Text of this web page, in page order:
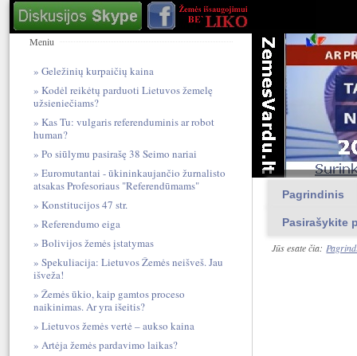
Pagrindinis
Pasirašykite
Jūs esate čia:
Meniu
Geležinių kurpaičių kaina
Kodėl reikėtų parduoti Lietuvos žemelę
užsieniečiams?
Kas Tu: vulgari​s referendum​inis ar robot
human?
Po siūlymu pasirašę 38 Seimo nariai
Euromutantai - ūkininkaujančio žurnalisto
atsakas Profesoriaus "Referendūmams"
Konstitucijos 47 str.
Referendumo eiga
Bolivijos žemės įstatymas
Spekuliacija: Lietuvos Žemės neišveš. Jau
išveža!
Žemės ūkio, kaip gamtos proceso
naikinimas. Ar yra išeitis?
Lietuvos žemės vertė – aukso kaina
Artėja žemės pardavimo laikas?